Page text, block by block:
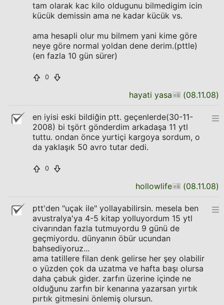
tam olarak kac kilo oldugunu bilmedigim icin
kücük demissin ama ne kadar kücük vs.
ama hesapli olur mu bilmem yani kime göre
neye göre normal yoldan dene derim.(pttle)
(en fazla 10 gün sürer)
0
hayati yasa (08.11.08)
en iyisi eski bildiğin ptt. geçenlerde(30-11-
2008) bi tşört gönderdim arkadaşa 11 ytl
tuttu. ondan önce yurtiçi kargoya sordum, o
da yaklaşık 50 avro tutar dedi.
0
hollowlife (08.11.08)
ptt'den "uçak ile" yollayabilirsin. mesela ben
avustralya'ya 4-5 kitap yolluyordum 15 ytl
civarından fazla tutmuyordu 9 günü de
geçmiyordu. dünyanın öbür ucundan
bahsediyoruz...
ama tatillere filan denk gelirse her şey olabilir
o yüzden çok da uzatma ve hafta başı olursa
daha çabuk gider. zarfın üzerine içinde ne
olduğunu zarfın bir kenarına yazarsan yırtık
pırtık gitmesini önlemiş olursun.